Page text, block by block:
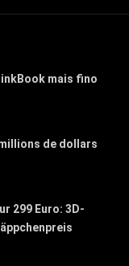
mais fino
de dollars
299 Euro: 3D-